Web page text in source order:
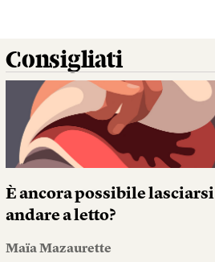
Consigliati
È ancora possibile lasciarsi
andare a letto?
Maïa Mazaurette